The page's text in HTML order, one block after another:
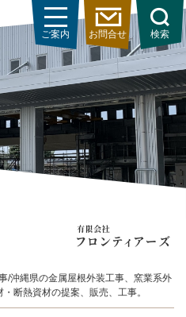
ご案内 お問合せ 検索
/沖縄県の金属屋根外装工事、窯業系外
断熱資材の提案、販売、工事。